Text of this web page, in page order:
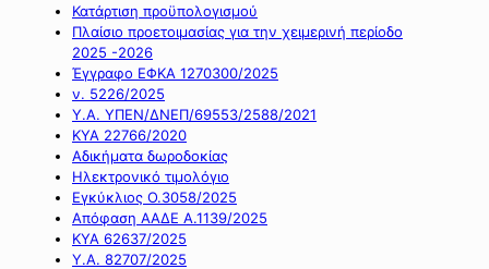
Κατάρτιση προϋπολογισμού
Πλαίσιο προετοιμασίας για την χειμερινή περίοδο
2025 -2026
Έγγραφο ΕΦΚΑ 1270300/2025
ν. 5226/2025
Υ.Α. ΥΠΕΝ/ΔΝΕΠ/69553/2588/2021
ΚΥΑ 22766/2020
Αδικήματα δωροδοκίας
Ηλεκτρονικό τιμολόγιο
Εγκύκλιος Ο.3058/2025
Απόφαση ΑΑΔΕ Α.1139/2025
ΚΥΑ 62637/2025
Υ.Α. 82707/2025